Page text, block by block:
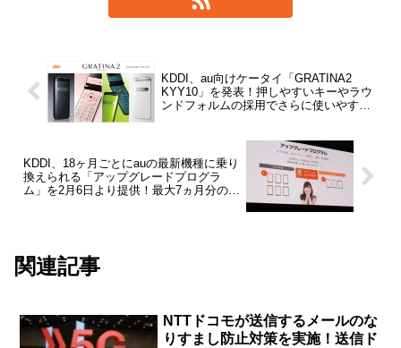
KDDI、au向けケータイ「GRATINA2
KYY10」を発表！押しやすいキーやラウ
ンドフォルムの採用でさらに使いやすく
KDDI、18ヶ月ごとにauの最新機種に乗り
換えられる「アップグレードプログラ
ム」を2月6日より提供！最大7ヵ月分の分
関連記事
NTTドコモが送信するメールのな
りすまし防止対策を実施！送信ド